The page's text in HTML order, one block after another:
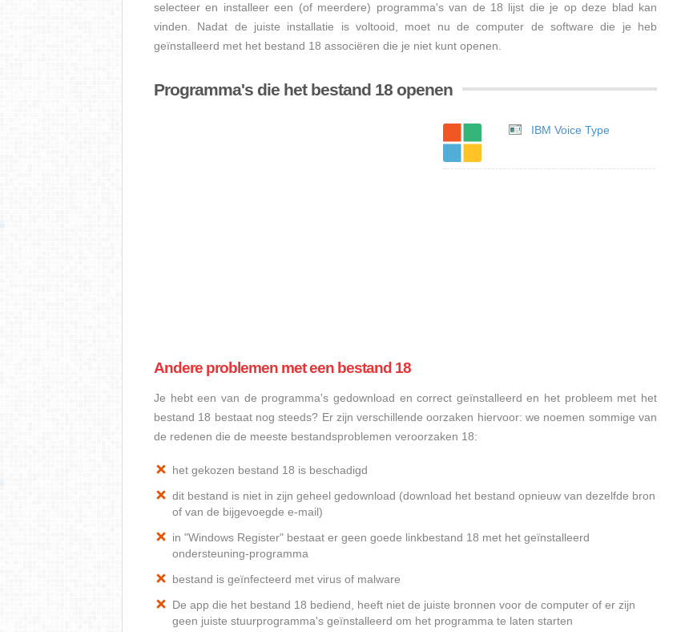
selecteer en installeer een (of meerdere) programma's van de 18 lijst die je op deze blad kan
vinden. Nadat de juiste installatie is voltooid, moet nu de computer de software die je heb
geïnstalleerd met het bestand 18 associëren die je niet kunt openen.
Programma's die het bestand 18 openen
IBM Voice Type
Andere problemen met een bestand 18
Je hebt een van de programma's gedownload en correct geïnstalleerd en het probleem met het
bestand 18 bestaat nog steeds? Er zijn verschillende oorzaken hiervoor: we noemen sommige van
de redenen die de meeste bestandsproblemen veroorzaken 18:
het gekozen bestand 18 is beschadigd
dit bestand is niet in zijn geheel gedownload (download het bestand opnieuw van dezelfde bron
of van de bijgevoegde e-mail)
in "Windows Register" bestaat er geen goede linkbestand 18 met het geïnstalleerd
ondersteuning-programma
bestand is geïnfecteerd met virus of malware
De app die het bestand 18 bediend, heeft niet de juiste bronnen voor de computer of er zijn
geen juiste stuurprogramma's geïnstalleerd om het programma te laten starten